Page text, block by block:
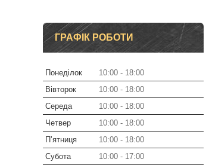
ГРАФІК РОБОТИ
Понеділок 10:00
18:00
Вівторок
10:00
18:00
Середа
10:00
18:00
Четвер
10:00
18:00
Пʼятниця
10:00
18:00
Субота
10:00
17:00